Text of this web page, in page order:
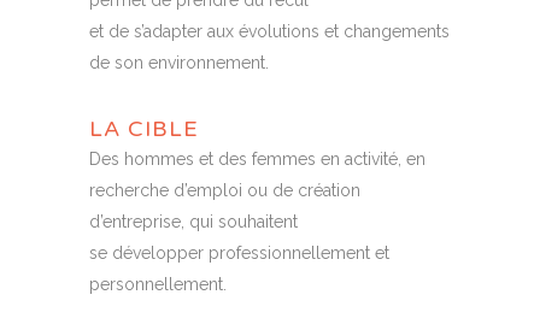
et de s’adapter aux évolutions et changements
de son environnement.
LA CIBLE
Des hommes et des femmes en activité, en
recherche d’emploi ou de création
d’entreprise, qui souhaitent
se développer professionnellement et
personnellement.